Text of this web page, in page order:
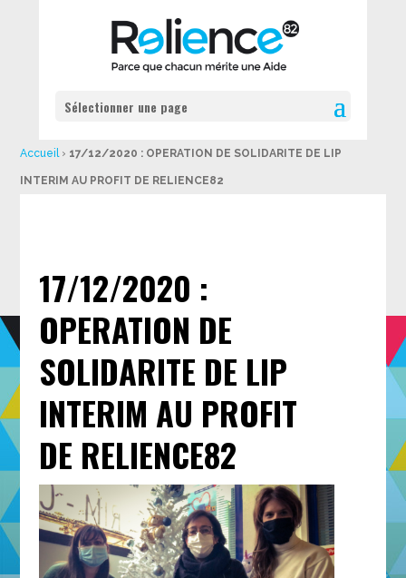
Sélectionner une page
Accueil› 17/12/2020 : OPERATION DE SOLIDARITE DE LIP
INTERIM AU PROFIT DE RELIENCE82
17/12/2020 :
OPERATION DE
SOLIDARITE DE LIP
INTERIM AU PROFIT
DE RELIENCE82